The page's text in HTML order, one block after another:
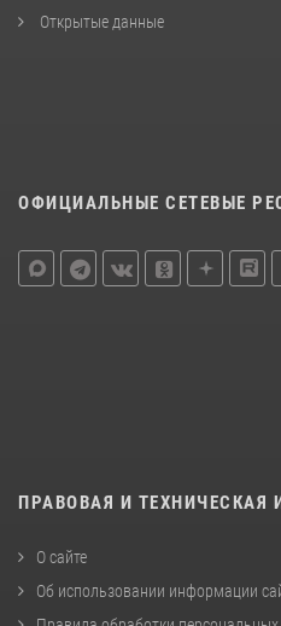
Открытые данные
ОФИЦИАЛЬНЫЕ СЕТЕВЫЕ
ПРАВОВАЯ И ТЕХНИЧЕСКАЯ
О сайте
Об использовании информации